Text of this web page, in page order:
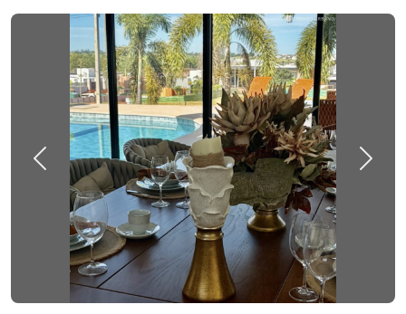
Previous Next